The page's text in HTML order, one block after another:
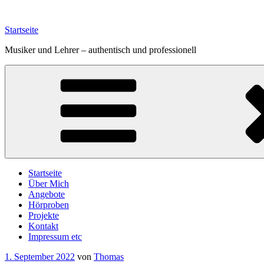
springen
Startseite
Musiker und Lehrer – authentisch und professionell
Startseite
Über Mich
Angebote
Hörproben
Projekte
Kontakt
Impressum etc
Veröffentlicht
1. September 2022 von Thomas